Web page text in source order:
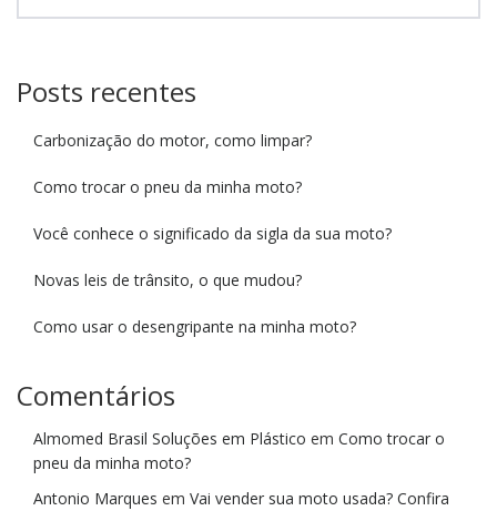
Posts recentes
Carbonização do motor, como limpar?
Como trocar o pneu da minha moto?
Você conhece o significado da sigla da sua moto?
Novas leis de trânsito, o que mudou?
Como usar o desengripante na minha moto?
Comentários
Almomed Brasil Soluções em Plástico em Como trocar o
pneu da minha moto?
Antonio Marques em Vai vender sua moto usada? Confira